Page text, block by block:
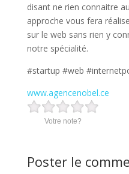
disant ne rien connaitre
approche vous fera
sur le web sans rien y
notre spécialité.
#startup #web
www.agencenobel.ce
Votre note?
Poster le